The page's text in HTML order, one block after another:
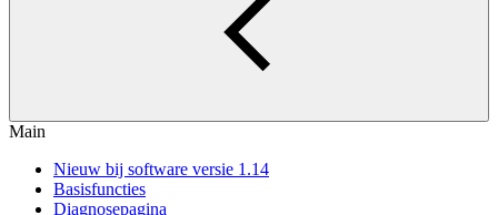
Main
Nieuw bij software versie 1.14
Basisfuncties
Diagnosepagina